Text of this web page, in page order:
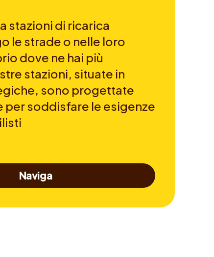
stazioni di ricarica
le strade o nelle loro
dove ne hai più
stazioni, situate in
sono progettate
soddisfare le esigenze
Naviga